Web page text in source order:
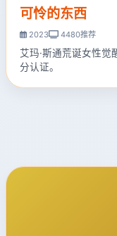
可怜的东西
2023 4480推荐
艾玛·斯通荒诞女性
分认证。